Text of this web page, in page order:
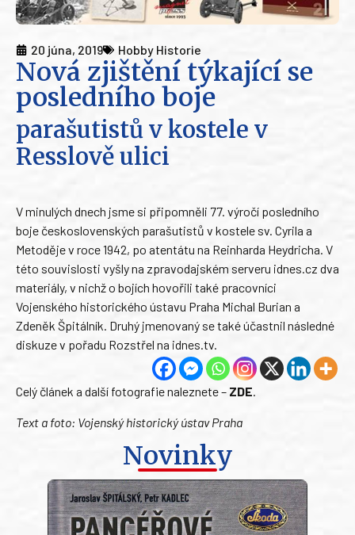
20 júna, 2019 Hobby Historie
Nová zjištění týkající se
posledního boje
parašutistů v kostele v
Resslově ulici
V minulých dnech jsme si připomněli 77. výročí posledního
boje československých parašutistů v kostele sv. Cyrila a
Metoděje v roce 1942, po atentátu na Reinharda Heydricha. V
této souvislosti vyšly na zpravodajském serveru idnes.cz dva
materiály, v nichž o bojích hovořili také pracovníci
Vojenského historického ústavu Praha Michal Burian a
Zdeněk Špitálník. Druhý jmenovaný se také účastnil následné
diskuze v pořadu Rozstřel na idnes.tv.
Celý článek a další fotografie naleznete – ZDE.
Text a foto: Vojenský historický ústav Praha
Novinky